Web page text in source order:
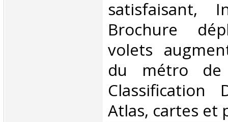
satisfaisant,
Brochure
volets
du métro
Classification
Atlas, cartes et